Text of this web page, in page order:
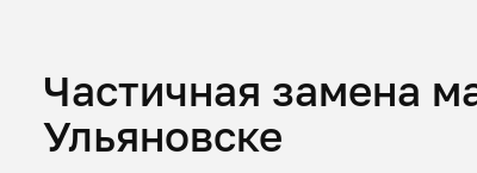
Частичная замена
Ульяновске